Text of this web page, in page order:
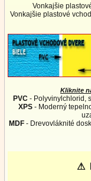
Vonkajšie
Vonkajšie plastové
Kliknite
PVC- Polyvinylchlorid,
XPS- Moderný
MDF - Drevovláknité
⚠